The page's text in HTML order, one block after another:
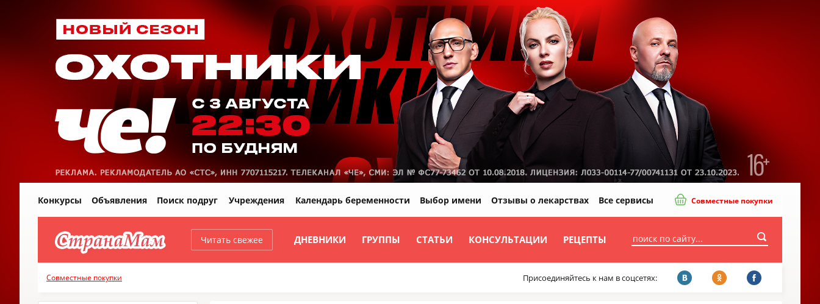
Читать свежее ДНЕВНИКИ ГРУППЫ СТАТЬИ КОНСУЛЬТАЦИИ РЕЦЕПТЫ
Конкурсы Объявления Поиск подруг Учреждения Календарь беременности Выбор имени Отзывы о лекарствах Все сервисы Совместные покупки
Совместные покупки Присоединяйтесь к нам в соцсетях: